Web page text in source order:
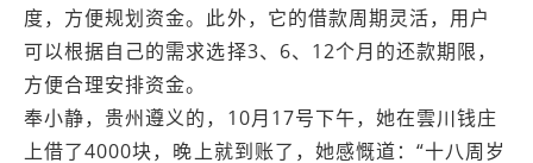
度，方便规划资金。此外，它的借款周期灵活，用户
可以根据自己的需求选择3、6、12个月的还款期限，
方便合理安排资金。
奉小静，贵州遵义的，10月17号下午，她在雲川钱庄
上借了4000块，晚上就到账了，她感慨道：“十八周岁